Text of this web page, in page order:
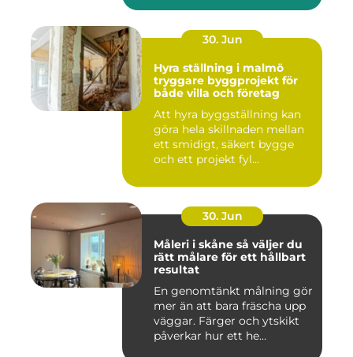
30. Jun
Hyra ställning i malmö
tryggare byggprojekt för
både villa och företag
Att hyra byggställning kan
göra hela skillnaden mellan
ett smidigt, säkert bygge
och ett projekt fyl...
30. Jun
Måleri i skåne så väljer du
rätt målare för ett hållbart
resultat
En genomtänkt målning gör
mer än att bara fräscha upp
väggar. Färger och ytskikt
påverkar hur ett he...